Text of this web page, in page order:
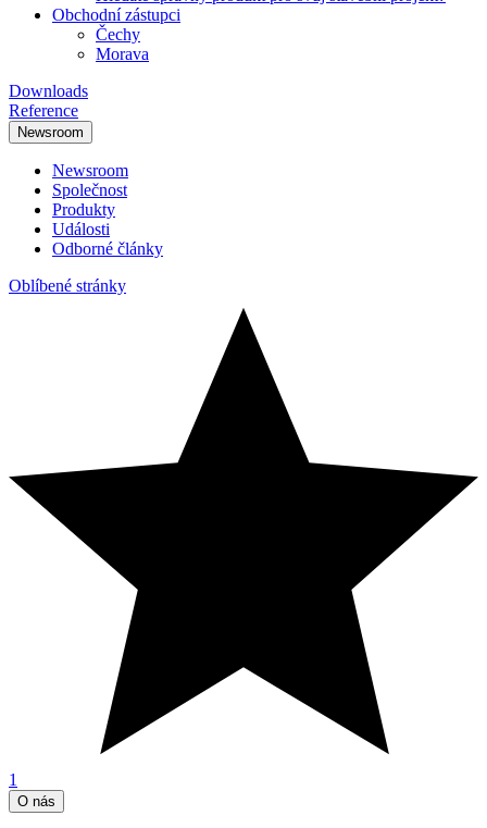
Obchodní zástupci
Čechy
Morava
Downloads
Reference
Newsroom
Newsroom
Společnost
Produkty
Události
Odborné články
Oblíbené stránky
1
O nás